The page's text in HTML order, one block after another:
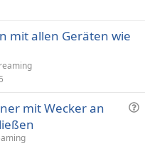
mit allen Geräten wie
F
mit Wecker an